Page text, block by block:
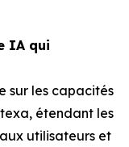
IA qui
sur les capacités
étendant les
utilisateurs et